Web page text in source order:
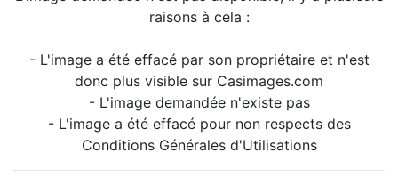
raisons à cela :
- L'image a été effacé par son propriétaire et n'est
donc plus visible sur Casimages.com
- L'image demandée n'existe pas
- L'image a été effacé pour non respects des
Conditions Générales d'Utilisations